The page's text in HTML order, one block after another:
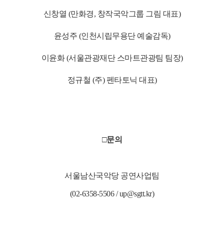
신창열 (만화경, 창작국악그룹 그림 대표)
윤성주 (인천시립무용단 예술감독)
이윤화 (서울관광재단 스마트관광팀 팀장)
정규철 (주) 펜타토닉 대표)
□문의
서울남산국악당 공연사업팀
(02-6358-5506 / up@sgtt.kr)